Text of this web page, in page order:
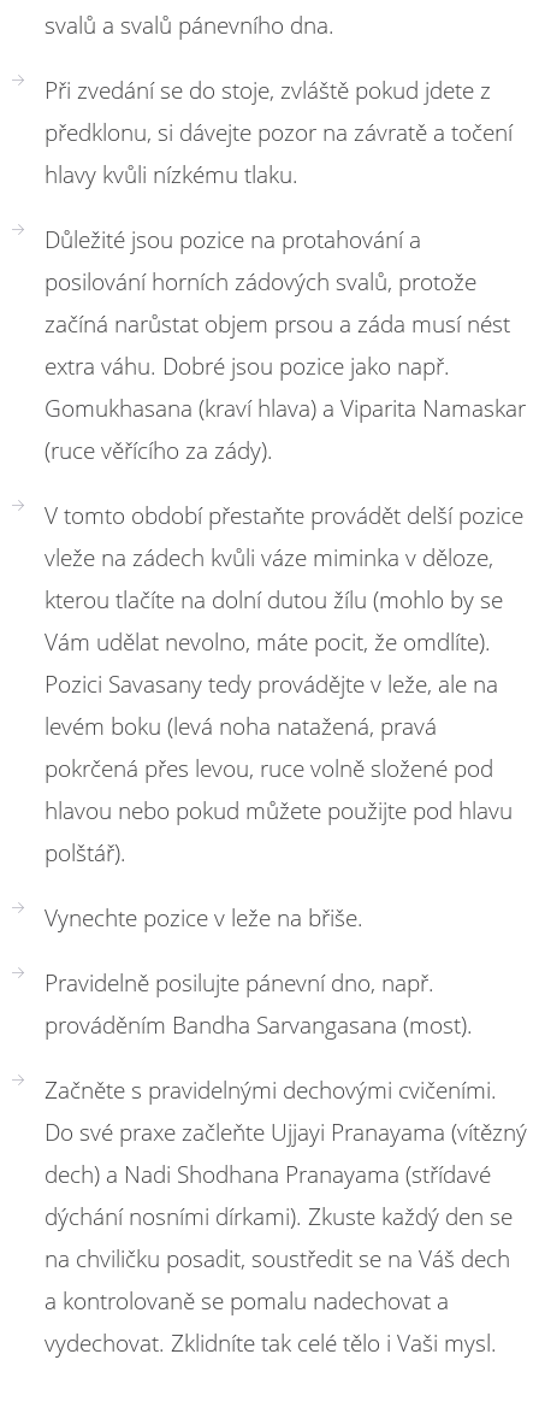
svalů a svalů pánevního dna.
Při zvedání se do stoje, zvláště pokud jdete z
předklonu, si dávejte pozor na závratě a točení
hlavy kvůli nízkému tlaku.
Důležité jsou pozice na protahování a
posilování horních zádových svalů, protože
začíná narůstat objem prsou a záda musí nést
extra váhu. Dobré jsou pozice jako např.
Gomukhasana (kraví hlava) a Viparita Namaskar
(ruce věřícího za zády).
V tomto období přestaňte provádět delší pozice
vleže na zádech kvůli váze miminka v děloze,
kterou tlačíte na dolní dutou žílu (mohlo by se
Vám udělat nevolno, máte pocit, že omdlíte).
Pozici Savasany tedy provádějte v leže, ale na
levém boku (levá noha natažená, pravá
pokrčená přes levou, ruce volně složené pod
hlavou nebo pokud můžete použijte pod hlavu
polštář).
Vynechte pozice v leže na břiše.
Pravidelně posilujte pánevní dno, např.
prováděním Bandha Sarvangasana (most).
Začněte s pravidelnými dechovými cvičeními.
Do své praxe začleňte Ujjayi Pranayama (vítězný
dech) a Nadi Shodhana Pranayama (střídavé
dýchání nosními dírkami). Zkuste každý den se
na chviličku posadit, soustředit se na Váš dech
a kontrolovaně se pomalu nadechovat a
vydechovat. Zklidníte tak celé tělo i Vaši mysl.